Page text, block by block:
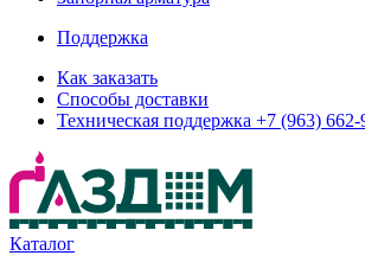
Поддержка
Как заказать
Способы доставки
Техническая поддержка +7 (963) 662-
Каталог